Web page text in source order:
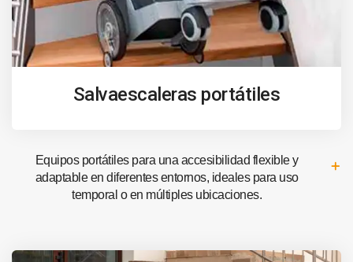
Salvaescaleras portátiles
Equipos portátiles para una accesibilidad flexible y
adaptable en diferentes entornos, ideales para uso
temporal o en múltiples ubicaciones.